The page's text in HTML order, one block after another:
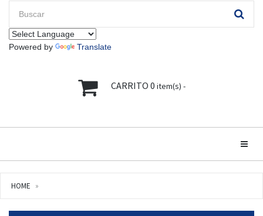
Powered by Translate
CARRITO 0 item(s) -
HOME